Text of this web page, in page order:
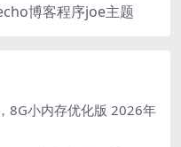
博客程序joe主题
8G小内存优化版 2026年